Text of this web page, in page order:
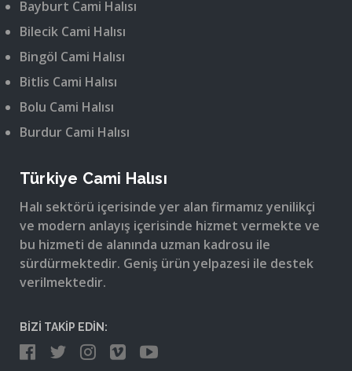
Bayburt Cami Halısı
Bilecik Cami Halısı
Bingöl Cami Halısı
Bitlis Cami Halısı
Bolu Cami Halısı
Burdur Cami Halısı
Türkiye Cami Halısı
Halı sektörü içerisinde yer alan firmamız yenilikçi
ve modern anlayış içerisinde hizmet vermekte ve
bu hizmeti de alanında uzman kadrosu ile
sürdürmektedir. Geniş ürün yelpazesi ile destek
verilmektedir.
BİZİ TAKİP EDİN: